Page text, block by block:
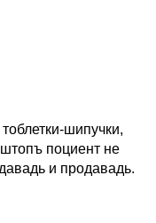
шипучки,
поциент не
и продавадь.